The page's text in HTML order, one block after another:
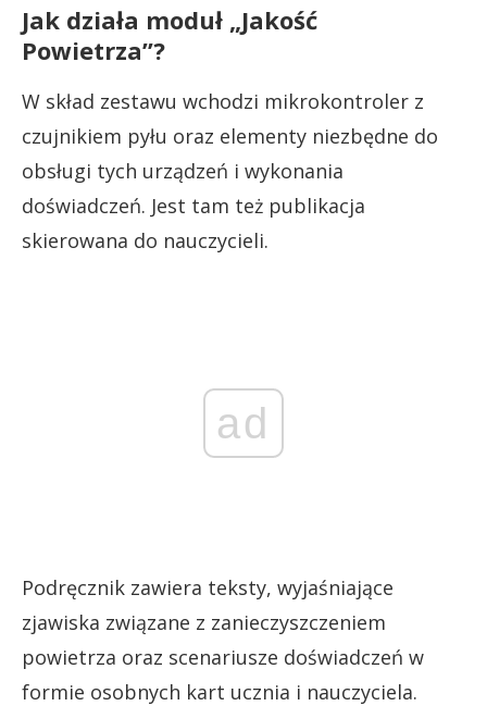
Jak działa moduł „Jakość
Powietrza”?
W skład zestawu wchodzi mikrokontroler z
czujnikiem pyłu oraz elementy niezbędne do
obsługi tych urządzeń i wykonania
doświadczeń. Jest tam też publikacja
skierowana do nauczycieli.
ad
Podręcznik zawiera teksty, wyjaśniające
zjawiska związane z zanieczyszczeniem
powietrza oraz scenariusze doświadczeń w
formie osobnych kart ucznia i nauczyciela.